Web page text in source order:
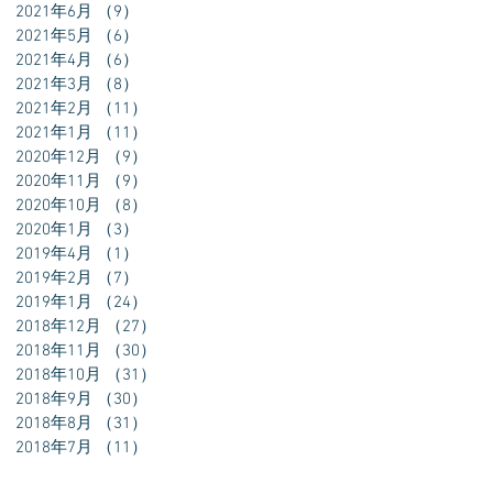
2021年6月
（9）
2021年5月
（6）
2021年4月
（6）
2021年3月
（8）
2021年2月
（11）
2021年1月
（11）
2020年12月
（9）
2020年11月
（9）
2020年10月
（8）
2020年1月
（3）
2019年4月
（1）
2019年2月
（7）
2019年1月
（24）
2018年12月
（27）
2018年11月
（30）
2018年10月
（31）
2018年9月
（30）
2018年8月
（31）
2018年7月
（11）